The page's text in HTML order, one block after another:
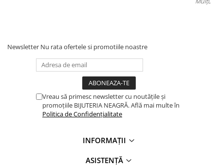
Newsletter Nu rata ofertele si promotiile noastre
Vreau să primesc newsletter cu noutățile și
promoțiile BIJUTERIA NEAGRĂ. Află mai multe în
Politica de Confidențialitate
INFORMAȚII
ASISTENȚĂ